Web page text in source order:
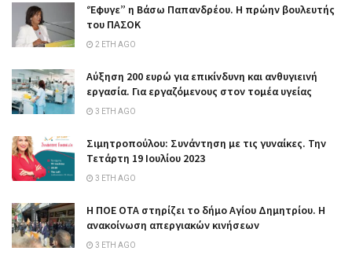
‘Έφυγε” η Βάσω Παπανδρέου. Η πρώην βουλευτής
του ΠΑΣΟΚ
2 ΈΤΗ AGO
Αύξηση 200 ευρώ για επικίνδυνη και ανθυγιεινή
εργασία. Για εργαζόμενους στον τομέα υγείας
3 ΈΤΗ AGO
Σιμητροπούλου: Συνάντηση με τις γυναίκες. Την
Τετάρτη 19 Ιουλίου 2023
3 ΈΤΗ AGO
Η ΠΟΕ ΟΤΑ στηρίζει το δήμο Αγίου Δημητρίου. Η
ανακοίνωση απεργιακών κινήσεων
3 ΈΤΗ AGO